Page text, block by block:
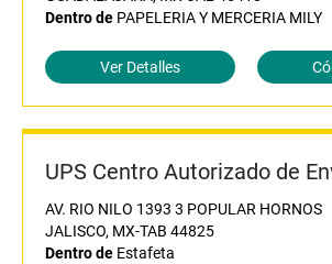
Dentro de PAPELERIA Y MERCERIA MILY
Ver Detalles
UPS Centro Autorizado de
AV. RIO NILO 1393 3 POPULAR HORNOS
JALISCO, MX-TAB 44825
Dentro de Estafeta